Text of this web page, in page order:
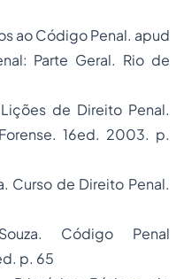
ao Código Penal. apud
Parte Geral. Rio de
de Direito Penal.
16ed. 2003. p.
Curso de Direito Penal.
Código Penal
p. 65